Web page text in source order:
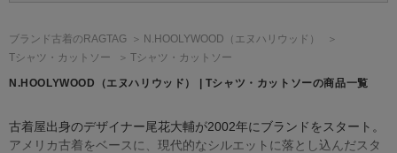
カ
ト
ブランド古着のRAGTAG N.HOOLYWOOD （エヌハリウッド）
Tシャツ・カットソー
Tシャツ・カットソー
N.HOOLYWOOD （エヌハリウッド） | Tシャツ・カットソーの商品一覧
古着屋出身のデザイナー尾花大輔が2002年にブランドをスタート。
アメリカ古着をベースに、現代的なシルエットに落とし込んだスタ